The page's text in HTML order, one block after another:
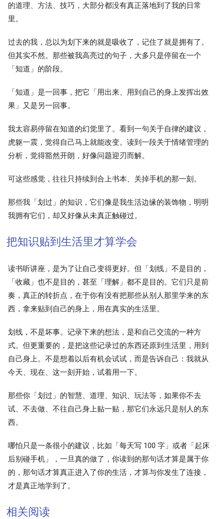
的道理、方法、技巧，大部分都没有真正落地到了我的日常
里。
过去的我，总以为划下来的就是吸收了，记住了就是拥有了。
但其实不然。那些被我高亮过的句子，大多只是停留在一个
「知道」的阶段。
「知道」是一回事，把它「用出来、用到自己的身上发挥出效
果」又是另一回事。
我太容易停留在知道的幻觉里了。看到一句关于自律的建议，
虎躯一震，觉得自己马上就能改变。读到一段关于情绪管理的
分析，觉得豁然开朗，好像问题迎刃而解。
可这些感觉，往往只持续到合上书本、关掉手机的那一刻。
那些我「划过」的知识，它们像是我生活边缘的装饰物，明明
我拥有它们，却又好像从未真正触碰过。
把知识贴到生活里才算学会
读书听讲座，是为了让自己变得更好。但「划线」不是目的，
「收藏」也不是目的，甚至「理解」都不是目的。它们只是前
奏，真正的转折点，在于你有没有把那些从别人那里学来的东
西，拿来贴到自己的身上，用在真实的生活里。
划线，不是坏事。记录下来的想法，是和自己交流的一种方
式。但更重要的，是把这些记录过的东西还原到生活里，用到
自己身上。不是想着以后有机会试试，而是告诉自己：我就从
今天、现在、这一刻开始，试着用一下。
那些你「划过」的智慧、道理、知识、玩法等，如果你不去
试、不去做、不往自己身上贴一贴，那它们永远只是别人的东
西。
哪怕只是一条很小的建议，比如「每天写 100 字」或者「起床
后别碰手机」，一旦真的做了，你读到的那句话才算是属于你
的，那句话才算真正进入了你的生活，才算与你发生了连接，
才是真正地学到了。
相关阅读